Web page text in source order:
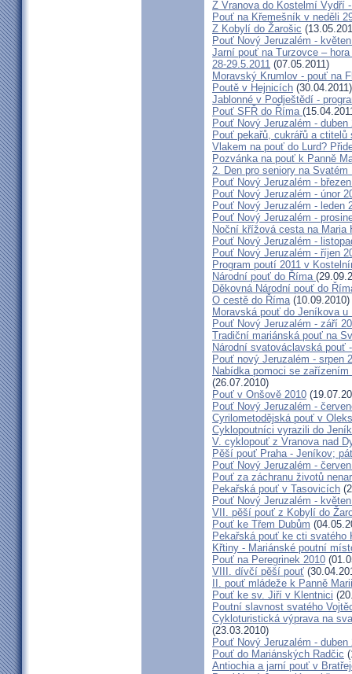
Z Vranova do Kostelmí Vydří
Pouť na Křemešník v neděli
Z Kobylí do Žarošic
Pouť Nový Jeruzalém -
Jarní pouť na Turzovce –
28-29.5.2011 (07.05.2011)
Moravský Krumlov - pouť na
Poutě v Hejnicích (30.04.2011)
Jablonné v Podještědí -
Pouť SFŘ do Říma
Pouť Nový Jeruzalém - duben
Pouť pekařů, cukrářů a ctitelů
Vlakem na pouť do Lurd?
Pozvánka na pouť k Panně
2. Den pro seniory na
Pouť Nový Jeruzalém -
Pouť Nový Jeruzalém - únor
Pouť Nový Jeruzalém - leden
Pouť Nový Jeruzalém -
Noční křížová cesta na Maria
Pouť Nový Jeruzalém -
Pouť Nový Jeruzalém - říjen
Program poutí 2011 v
Národní pouť do Říma
Děkovná Národní pouť do
O cestě do Říma(10.09.2010)
Moravská pouť do Jeníkova u
Pouť Nový Jeruzalém - září
Tradiční mariánská pouť na
Národní svatováclavská pouť
Pouť nový Jeruzalém - srpen
Nabídka pomoci se
(26.07.2010)
Pouť v Onšově 2010
Pouť Nový Jeruzalém -
Cyrilometodějská pouť v
Cyklopoutníci vyrazili do
V. cyklopouť z Vranova nad
Pěší pouť Praha - Jeníkov;
Pouť Nový Jeruzalém -
Pouť za záchranu životů
Pekařská pouť v Tasovicích
Pouť Nový Jeruzalém -
VII. pěší pouť z Kobylí do
Pouť ke Třem Dubům
Pekařská pouť ke cti svatého
Křtiny - Mariánské poutní
Pouť na Peregrinek 2010
VIII. dívčí pěší pouť
II. pouť mládeže k Panně
Pouť ke sv. Jiří v Klentnici
Poutní slavnost svatého
Cykloturistická výprava na
(23.03.2010)
Pouť Nový Jeruzalém - duben
Pouť do Mariánských Radčic
Antiochia a jarní pouť v